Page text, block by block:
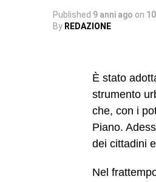
Published 9 anni ago on
By REDAZIONE
È stato
strumento
che, con i
Piano.
dei cittadini
Nel